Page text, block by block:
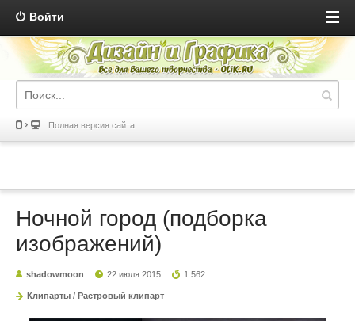
Войти
Полная версия сайта
Ночной город (подборка
изображений)
shadowmoon 22 июля 2015 1 562
Клипарты / Растровый клипарт